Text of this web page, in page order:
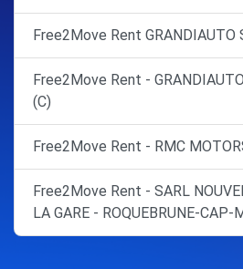
Free2Move Rent GRANDIAUTO
Free2Move Rent -
(C)
Free2Move Rent - RMC
Free2Move Rent - SARL
LA GARE - ROQUEBRUNE-CAP-